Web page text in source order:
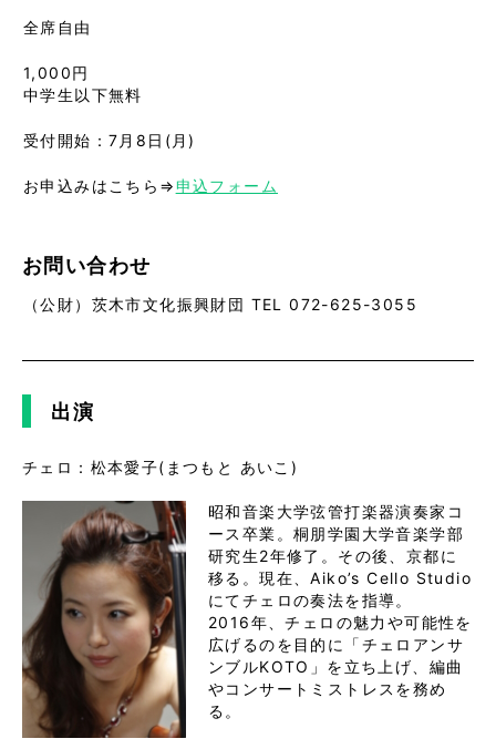
全席自由
1,000円
中学生以下無料
受付開始：7月8日(月)
お申込みはこちら⇒申込フォーム
お問い合わせ
（公財）茨木市文化振興財団 TEL 072-625-3055
出演
チェロ：松本愛子(まつもと あいこ)
昭和音楽大学弦管打楽器演奏家コ
ース卒業。桐朋学園大学音楽学部
研究生2年修了。その後、京都に
移る。現在、Aiko’s Cello Studio
にてチェロの奏法を指導。
2016年、チェロの魅力や可能性を
広げるのを目的に「チェロアンサ
ンブルKOTO」を立ち上げ、編曲
やコンサートミストレスを務め
る。